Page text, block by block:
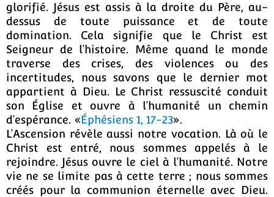
glorifié. Jésus est assis à la droite du Père, au-
dessus de toute puissance et de toute
domination. Cela signifie que le Christ est
Seigneur de l’histoire. Même quand le monde
traverse des crises, des violences ou des
incertitudes, nous savons que le dernier mot
appartient à Dieu. Le Christ ressuscité conduit
son Église et ouvre à l’humanité un chemin
d’espérance. «Éphésiens 1, 17-23».
L’Ascension révèle aussi notre vocation. Là où le
Christ est entré, nous sommes appelés à le
rejoindre. Jésus ouvre le ciel à l’humanité. Notre
vie ne se limite pas à cette terre ; nous sommes
créés pour la communion éternelle avec Dieu.